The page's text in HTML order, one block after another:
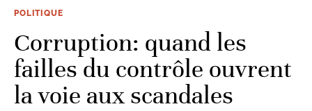
POLITIQUE
Corruption: quand les
failles du contrôle ouvrent
la voie aux scandales